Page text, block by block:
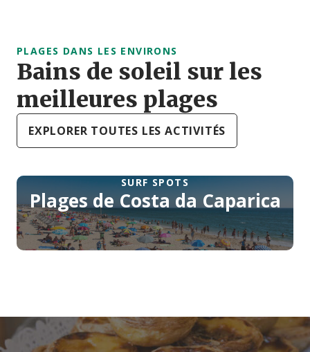
PLAGES DANS LES ENVIRONS
Bains de soleil sur les
meilleures plages
EXPLORER TOUTES LES ACTIVITÉS
SURF SPOTS
Plages de Costa da Caparica